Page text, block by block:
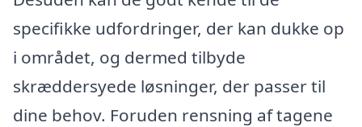
specifikke udfordringer, der kan dukke op
i området, og dermed tilbyde
skræddersyede løsninger, der passer til
dine behov. Foruden rensning af tagene